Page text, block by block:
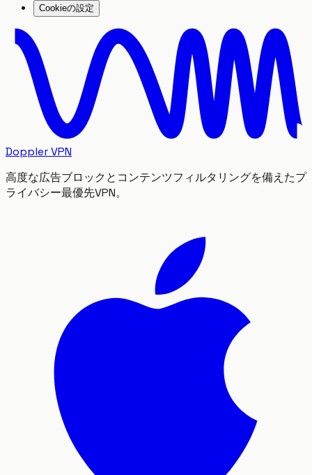
Cookieの設定
Doppler VPN
高度な広告ブロックとコンテンツフィルタリングを備えたプ
ライバシー最優先VPN。